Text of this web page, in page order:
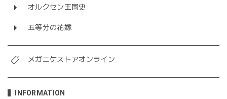
オルクセン王国史
五等分の花嫁
メガニケストアオンライン
INFORMATION